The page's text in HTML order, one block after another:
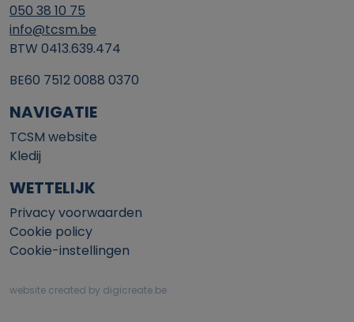
050 38 10 75
info@tcsm.be
BTW 0413.639.474
BE60 7512 0088 0370
NAVIGATIE
TCSM website
Kledij
WETTELIJK
Privacy voorwaarden
Cookie policy
Cookie-instellingen
website created by digicreate.be